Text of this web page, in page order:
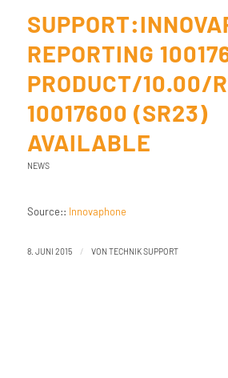
REPORTING
PRODUCT/10.00/
10017600 (SR23)
AVAILABLE
NEWS
Source:: Innovaphone
8. JUNI 2015 / VON TECHNIK SUPPORT